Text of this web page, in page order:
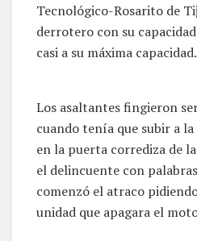
Tecnológico-Rosarito de
derrotero con su
casi a su máxima capacidad.
Los asaltantes fingieron
cuando tenía que subir a
en la puerta corrediza de
el delincuente con
comenzó el atraco
unidad que apagara el